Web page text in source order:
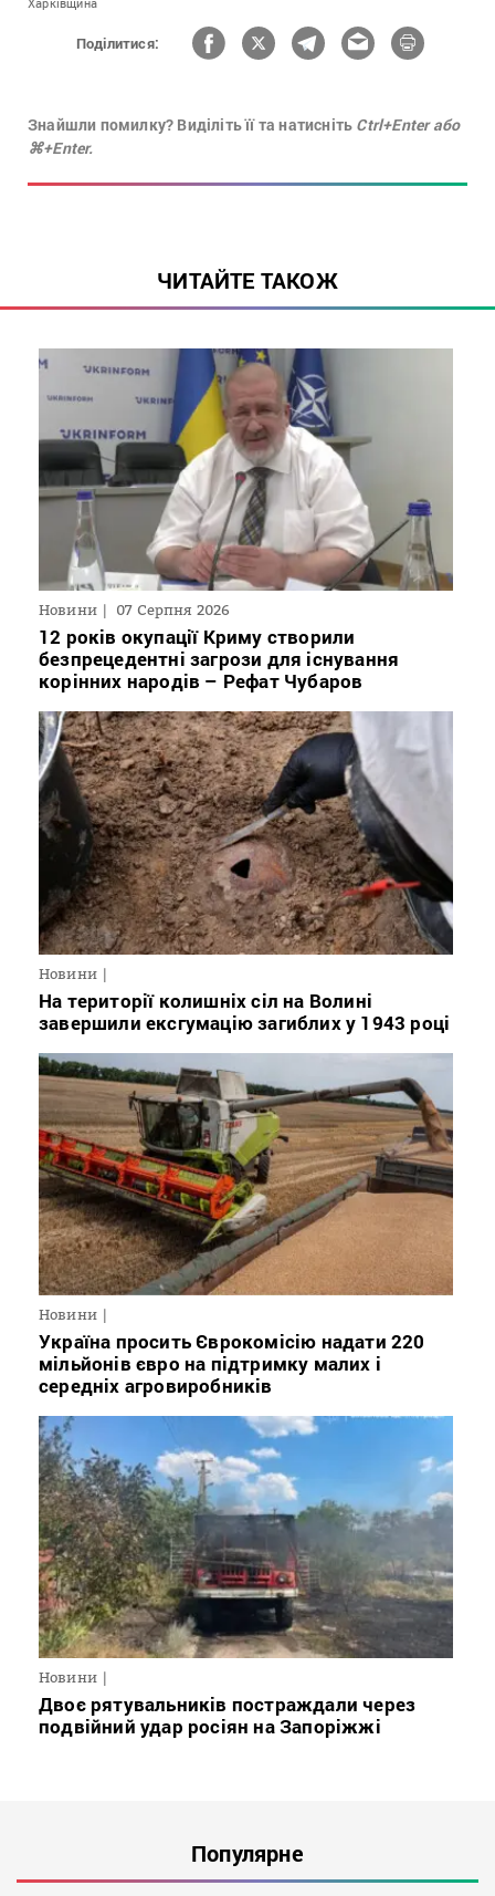
Поділитися:
Знайшли помилку? Виділіть її та натисніть Ctrl+Enter або
⌘+Enter.
ЧИТАЙТЕ ТАКОЖ
Новини 07 Серпня 2026
12 років окупації Криму створили
безпрецедентні загрози для існування
корінних народів – Рефат Чубаров
Новини
На території колишніх сіл на Волині
завершили ексгумацію загиблих у 1943 році
Новини
Україна просить Єврокомісію надати 220
мільйонів євро на підтримку малих і
середніх агровиробників
Новини
Двоє рятувальників постраждали через
подвійний удар росіян на Запоріжжі
Популярне